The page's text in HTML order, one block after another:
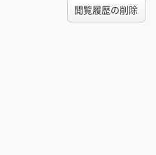
閲覧履歴の削除